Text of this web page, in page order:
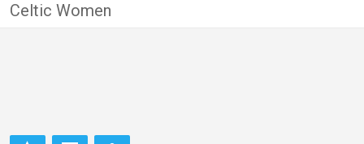
Celtic Women